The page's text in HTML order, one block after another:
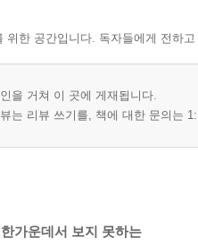
위한 공간입니다. 독자들에게 전하
을 거쳐 이 곳에 게재됩니다.
는 리뷰 쓰기를, 책에 대한 문의는
가운데서 보지 못하는